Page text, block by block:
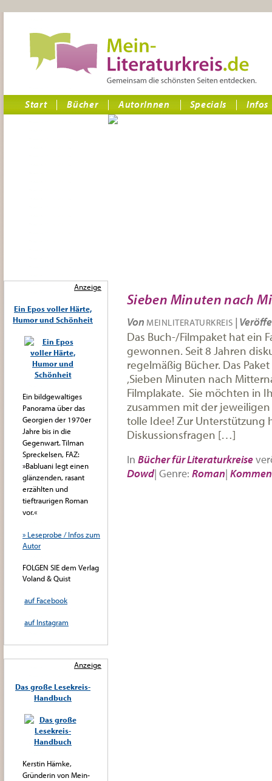
Start Bücher AutorInnen Specials Infos
Sieben Minuten nach
Von MEINLITERATURKREIS |
Das Buch-/Filmpaket hat ein
gewonnen. Seit 8 Jahren
regelmäßig Bücher. Das
‚Sieben Minuten nach
Filmplakate. Sie möchten in
zusammen mit der
tolle Idee! Zur Unterstützung
Diskussionsfragen […]
In Bücher für Literaturkreise
Dowd| Genre: Roman|
Anzeige
Ein Epos voller Härte,
Humor und Schönheit
Ein bildgewaltiges
Panorama über das
Georgien der 1970er
Jahre bis in die
Gegenwart. Tilman
Spreckelsen, FAZ:
»Babluani legt einen
glänzenden, rasant
erzählten und
tieftraurigen Roman
vor.«
» Leseprobe / Infos zum
Autor
FOLGEN SIE dem Verlag
Voland & Quist
auf Facebook
auf Instagram
Anzeige
Das große Lesekreis-
Handbuch
Kerstin Hämke,
Gründerin von Mein-